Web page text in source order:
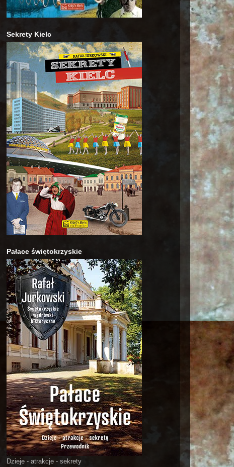
Sekrety Kielc
Pałace świętokrzyskie
Dzieje - atrakcje - sekrety